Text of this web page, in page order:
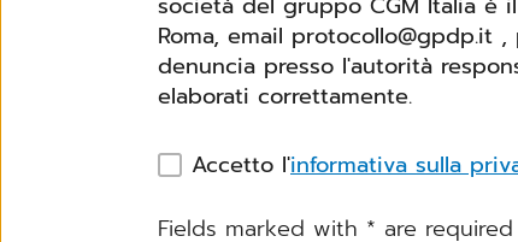
Roma, email protocollo@gpdp.it , pec
denuncia presso l'autorità
elaborati correttamente.
Accetto l'informativa sulla
Fields marked with * are required